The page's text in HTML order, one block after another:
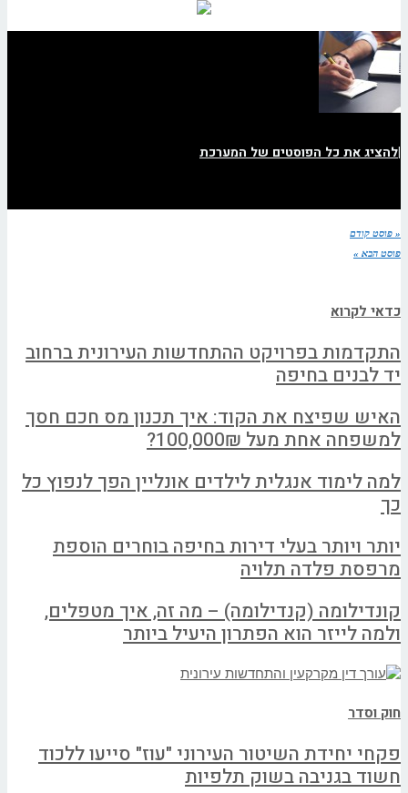
|להציג את כל הפוסטים של המערכת
« פוסט קודם
פוסט הבא »
כדאי לקרוא
התקדמות בפרויקט ההתחדשות העירונית ברחוב
יד לבנים בחיפה
האיש שפיצח את הקוד: איך תכנון מס חכם חסך
למשפחה אחת מעל 100,000₪?
למה לימוד אנגלית לילדים אונליין הפך לנפוץ כל
כך
יותר ויותר בעלי דירות בחיפה בוחרים הוספת
מרפסת פלדה תלויה
קונדילומה (קנדילומה) – מה זה, איך מטפלים,
ולמה לייזר הוא הפתרון היעיל ביותר
חוק וסדר
פקחי יחידת השיטור העירוני "עוז" סייעו ללכוד
חשוד בגניבה בשוק תלפיות